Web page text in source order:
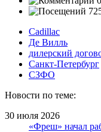
Cadillac
Де Вилль
дилерский
Санкт-Петербург
СЗФО
Новости по теме:
30 июля 2026
«Фреш» начал